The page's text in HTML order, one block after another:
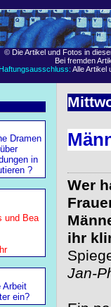
© Die Artikel und Fotos in
Bei fremden
Haftungsausschluss: Alle Artikel
Dramen
in
?
und Bea
Arbeit
ein?
Wer
ihr
Jan-